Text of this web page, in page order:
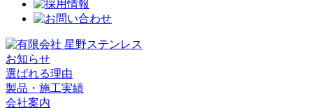
お知らせ
選ばれる理由
製品・施工実績
会社案内